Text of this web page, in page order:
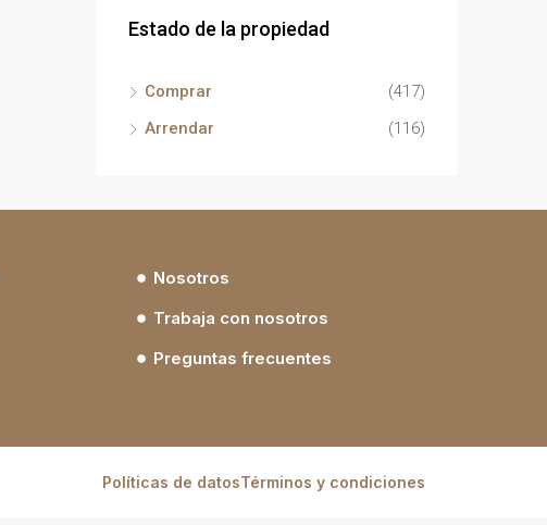
Estado de la propiedad
Comprar
(417)
Arrendar
(116)
Nosotros
Trabaja con nosotros
Preguntas frecuentes
Políticas de datosTérminos y condiciones